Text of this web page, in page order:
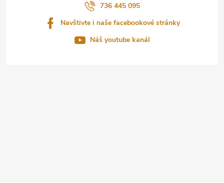
736 445 095
Navštivte i naše facebookové stránky
Náš youtube kanál